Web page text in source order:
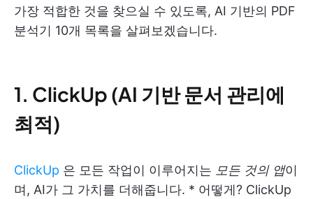
가장 적합한 것을 찾으실 수 있도록, AI 기반의 PDF
분석기 10개 목록을 살펴보겠습니다.
1. ClickUp (AI 기반 문서 관리에
최적)
ClickUp 은 모든 작업이 이루어지는 모든 것의 앱이
며, AI가 그 가치를 더해줍니다. * 어떻게? ClickUp